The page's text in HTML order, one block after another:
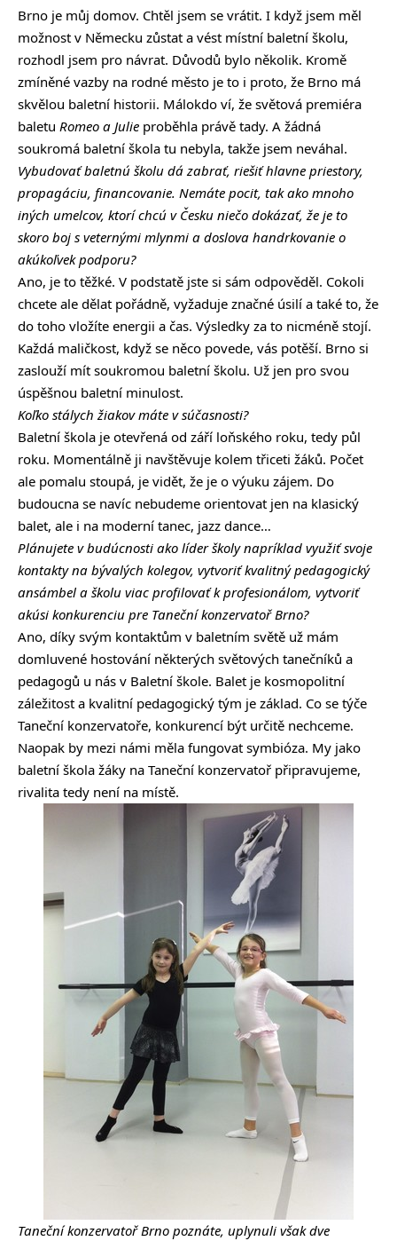
Brno je můj domov. Chtěl jsem se vrátit. I když jsem měl
možnost v Německu zůstat a vést místní baletní školu,
rozhodl jsem pro návrat. Důvodů bylo několik. Kromě
zmíněné vazby na rodné město je to i proto, že Brno má
skvělou baletní historii. Málokdo ví, že světová premiéra
baletu Romeo a Julie proběhla právě tady. A žádná
soukromá baletní škola tu nebyla, takže jsem neváhal.
Vybudovať baletnú školu dá zabrať, riešiť hlavne priestory,
propagáciu, financovanie. Nemáte pocit, tak ako mnoho
iných umelcov, ktorí chcú v Česku niečo dokázať, že je to
skoro boj s veternými mlynmi a doslova handrkovanie o
akúkoľvek podporu?
Ano, je to těžké. V podstatě jste si sám odpověděl. Cokoli
chcete ale dělat pořádně, vyžaduje značné úsilí a také to, že
do toho vložíte energii a čas. Výsledky za to nicméně stojí.
Každá maličkost, když se něco povede, vás potěší. Brno si
zaslouží mít soukromou baletní školu. Už jen pro svou
úspěšnou baletní minulost.
Koľko stálych žiakov máte v súčasnosti?
Baletní škola je otevřená od září loňského roku, tedy půl
roku. Momentálně ji navštěvuje kolem třiceti žáků. Počet
ale pomalu stoupá, je vidět, že je o výuku zájem. Do
budoucna se navíc nebudeme orientovat jen na klasický
balet, ale i na moderní tanec, jazz dance…
Plánujete v budúcnosti ako líder školy napríklad využiť svoje
kontakty na bývalých kolegov, vytvoriť kvalitný pedagogický
ansámbel a školu viac profilovať k profesionálom, vytvoriť
akúsi konkurenciu pre Taneční konzervatoř Brno?
Ano, díky svým kontaktům v baletním světě už mám
domluvené hostování některých světových tanečníků a
pedagogů u nás v Baletní škole. Balet je kosmopolitní
záležitost a kvalitní pedagogický tým je základ. Co se týče
Taneční konzervatoře, konkurencí být určitě nechceme.
Naopak by mezi námi měla fungovat symbióza. My jako
baletní škola žáky na Taneční konzervatoř připravujeme,
rivalita tedy není na místě.
Taneční konzervatoř Brno poznáte, uplynuli však dve